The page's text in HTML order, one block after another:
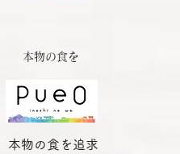
本物の食を
本物の食を追求